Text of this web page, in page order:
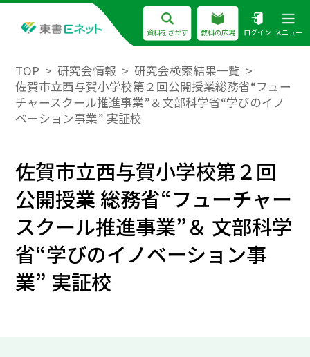
資料をさがす 教科の広場 ログイン メニュー
TOP 研究会情報
研究会検索結果一覧
佐賀市立西与賀小学校第２回公開授業総務省“フュー
チャースクール推進事業”＆文部科学省“学びのイノ
ベーション事業” 実証校
佐賀市立西与賀小学校第２回
公開授業 総務省“フューチャー
スクール推進事業”＆ 文部科学
省“学びのイノベーション事
業” 実証校